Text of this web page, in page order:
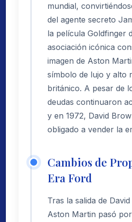
mundial,
del agente secreto
la película Goldfinger
asociación icónica
imagen de Aston
símbolo de lujo y alto
británico. A pesar de
deudas continuaron
y en 1972, David
obligado a vender la
Cambios de
Era Ford
Tras la salida de
Aston Martin pasó